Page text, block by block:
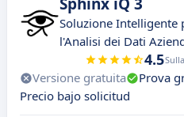
Soluzione Intelligente
l'Analisi dei Dati
4.5
Versione gratuita Prova
Precio bajo solicitud